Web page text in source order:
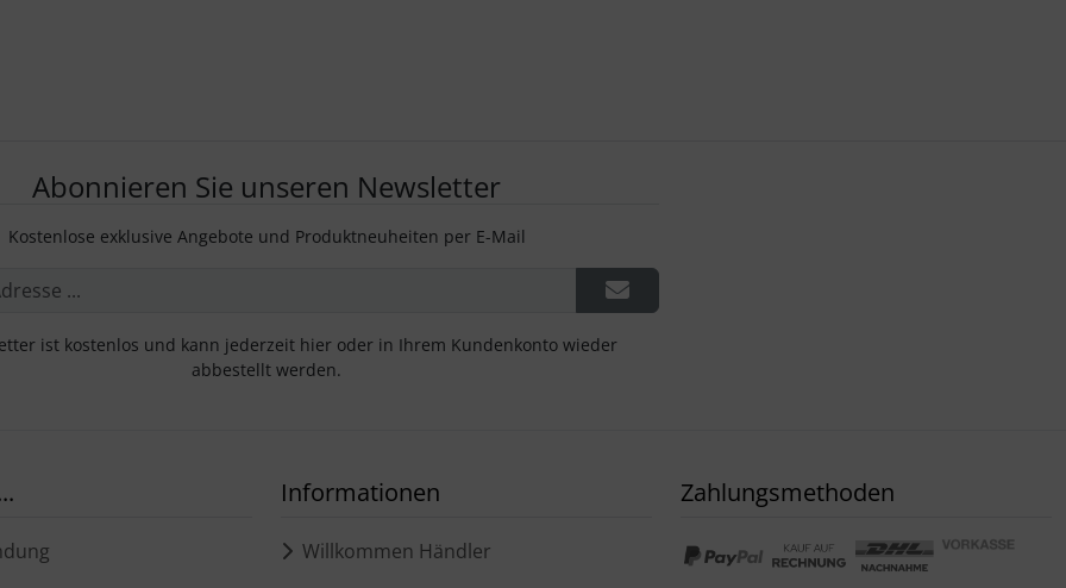
Abonnieren Sie unseren Newsletter
Kostenlose exklusive Angebote und Produktneuheiten per E-Mail
ist kostenlos und kann jederzeit hier oder in Ihrem Kundenkonto wieder
abbestellt werden.
Informationen
Willkommen Händler
Zahlungsmethoden